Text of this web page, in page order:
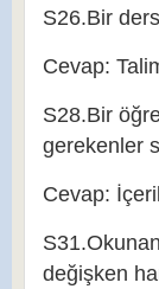
S26.Bir
Cevap:
S28.Bir
gerekenler
Cevap:
değişken